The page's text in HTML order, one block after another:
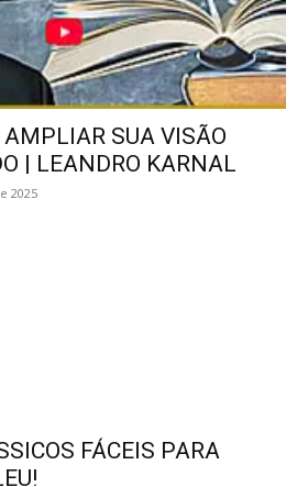
SUA VISÃO
| LEANDRO KARNAL
2025
FÁCEIS PARA